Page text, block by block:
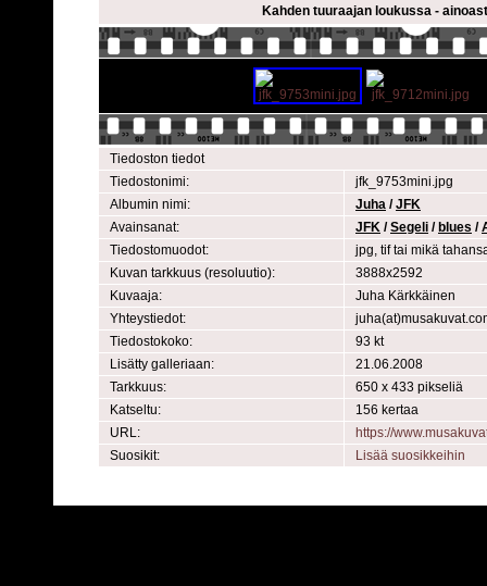
Kahden tuuraajan loukussa -
Tiedoston tiedot
Tiedostonimi:
jfk_9753mini.jpg
Albumin nimi:
Juha /JFK
Avainsanat:
JFK /Segeli / blues /
Tiedostomuodot:
jpg, tif tai mikä
Kuvan tarkkuus (resoluutio):
3888x2592
Kuvaaja:
Juha Kärkkäinen
Yhteystiedot:
Tiedostokoko:
93 kt
Lisätty galleriaan:
21.06.2008
Tarkkuus:
650 x 433 pikseliä
Katseltu:
156 kertaa
URL:
https://
Suosikit:
Lisää suosikkeihin